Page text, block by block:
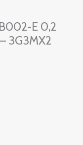
E 0,2
3G3MX2